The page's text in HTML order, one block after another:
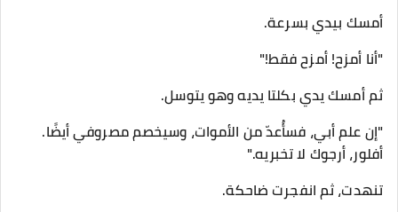
أمسك بيدي بسرعة.
"أنا أمزح! أمزح فقط!"
ثم أمسك يدي بكلتا يديه وهو يتوسل.
"إن علم أبي، فسأُعدّ من الأموات، وسيخصم مصروفي أيضًا.
أفلور، أرجوك لا تخبريه."
تنهدت، ثم انفجرت ضاحكة.